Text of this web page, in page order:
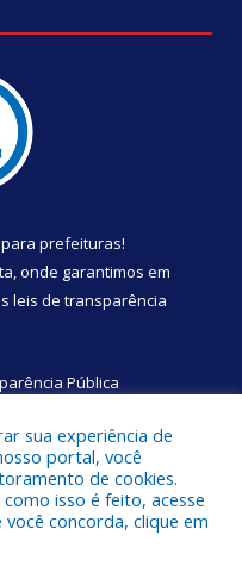
prefeituras!
onde garantimos em
leis de transparência
Pública
Municipal de São
Vista.
sua experiência de
portal, você
de cookies.
isso é feito, acesse
você concorda, clique em